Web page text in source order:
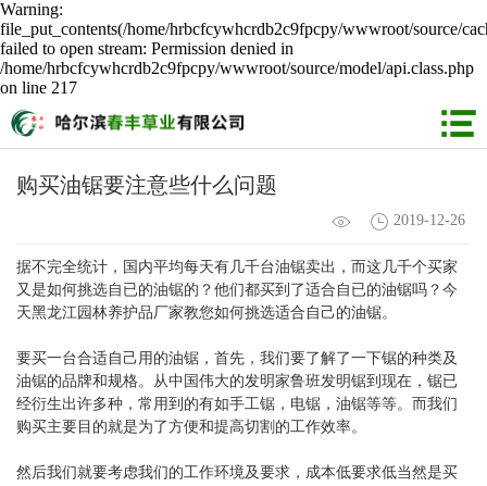
Warning:
file_put_contents(/home/hrbcfcywhcrdb2c9fpcpy/wwwroot/source/
failed to open stream: Permission denied in
/home/hrbcfcywhcrdb2c9fpcpy/wwwroot/source/model/api.class.php
on line 217
购买油锯要注意些什么问题
2019-12-26
据不完全统计，国内平均每天有几千台油锯卖出，而这几千个买家
又是如何挑选自已的油锯的？他们都买到了适合自已的油锯吗？今
天黑龙江园林养护品厂家教您如何挑选适合自己的油锯。
要买一台合适自己用的油锯，首先，我们要了解了一下锯的种类及
油锯的品牌和规格。从中国伟大的发明家鲁班发明锯到现在，锯已
经衍生出许多种，常用到的有如手工锯，电锯，油锯等等。而我们
购买主要目的就是为了方便和提高切割的工作效率。
然后我们就要考虑我们的工作环境及要求，成本低要求低当然是买